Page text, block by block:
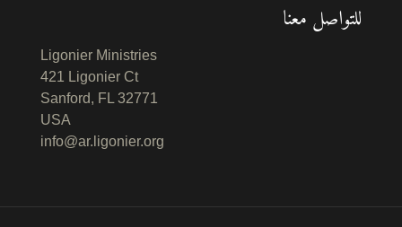
للتواصل معنا
Ligonier Ministries
421 Ligonier Ct
Sanford, FL 32771
USA
info@ar.ligonier.org